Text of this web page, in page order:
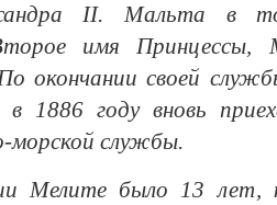
II. Мальта в
имя Принцессы,
окончании своей
в 1886 году вновь
морской службы.
Мелите было 13 лет,